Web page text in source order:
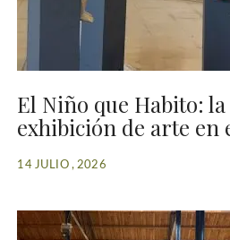
El Niño que Habito:
exhibición de arte en
14 JULIO , 2026